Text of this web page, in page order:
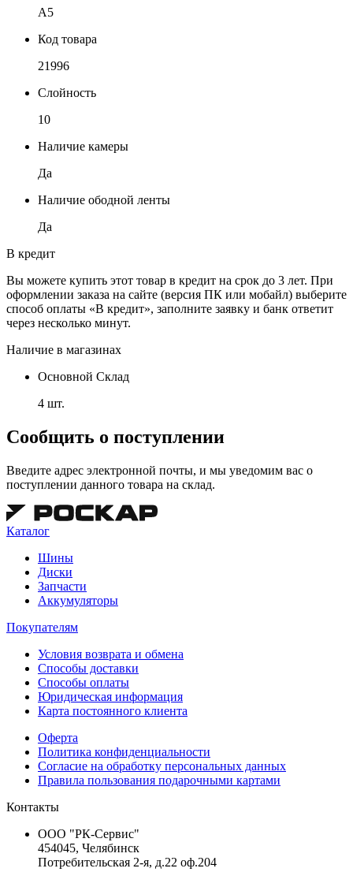
A5
Код товара
21996
Слойность
10
Наличие камеры
Да
Наличие ободной ленты
Да
В кредит
Вы можете купить этот товар в кредит на срок до 3 лет. При
оформлении заказа на сайте (версия ПК или мобайл) выберите
способ оплаты «В кредит», заполните заявку и банк ответит
через несколько минут.
Наличие в магазинах
Основной Склад
4 шт.
Сообщить о поступлении
Введите адрес электронной почты, и мы уведомим вас о
поступлении данного товара на склад.
Каталог
Шины
Диски
Запчасти
Аккумуляторы
Покупателям
Условия возврата и обмена
Способы доставки
Способы оплаты
Юридическая информация
Карта постоянного клиента
Оферта
Политика конфиденциальности
Согласие на обработку персональных данных
Правила пользования подарочными картами
Контакты
ООО "РК-Сервис"
454045, Челябинск
Потребительская 2-я, д.22 оф.204